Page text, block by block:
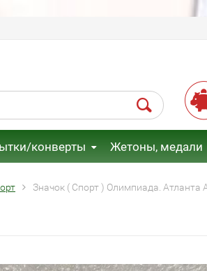
конверты Жетоны, медали
Значок ( Спорт ) Олимпиада. Атланта